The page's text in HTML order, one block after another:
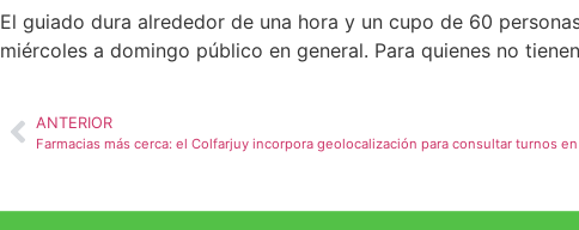
El guiado dura alrededor de una hora y un cupo de 60
miércoles a domingo público en general. Para quienes no
ANTERIOR
Farmacias más cerca: el Colfarjuy incorpora geolocalización para consultar turnos